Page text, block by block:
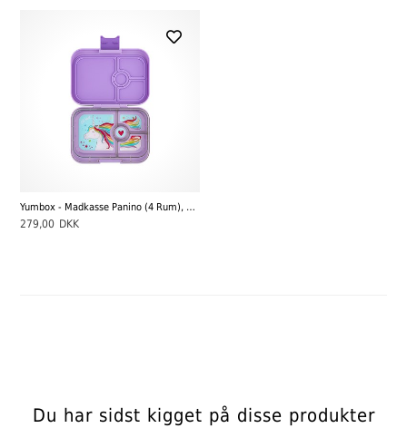
Yumbox - Madkasse Panino (4 Rum), Lavende Purple / Unicorn
279,00 DKK
Du har sidst kigget på disse produkter